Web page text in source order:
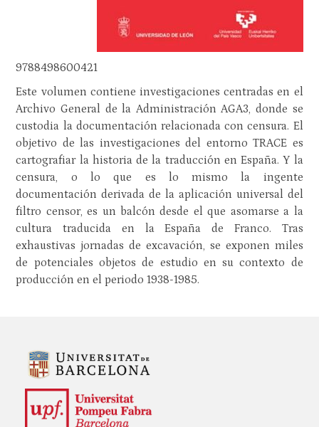
9788498600421
Este volumen contiene investigaciones centradas en el
Archivo General de la Administración AGA3, donde se
custodia la documentación relacionada con censura. El
objetivo de las investigaciones del entorno TRACE es
cartografiar la historia de la traducción en España. Y la
censura, o lo que es lo mismo la ingente
documentación derivada de la aplicación universal del
filtro censor, es un balcón desde el que asomarse a la
cultura traducida en la España de Franco. Tras
exhaustivas jornadas de excavación, se exponen miles
de potenciales objetos de estudio en su contexto de
producción en el periodo 1938-1985.